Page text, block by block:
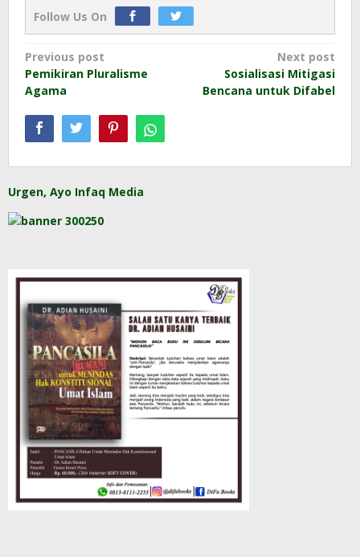
Follow Us On
Post
navigation
Previous post
Pemikiran Pluralisme
Agama
Next post
Sosialisasi Mitigasi
Bencana untuk Difabel
Urgen, Ayo Infaq Media